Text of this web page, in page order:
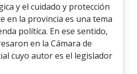
y el cuidado y protección
en la provincia es una tema
política. En ese sentido,
en la Cámara de
cuyo autor es el legislador